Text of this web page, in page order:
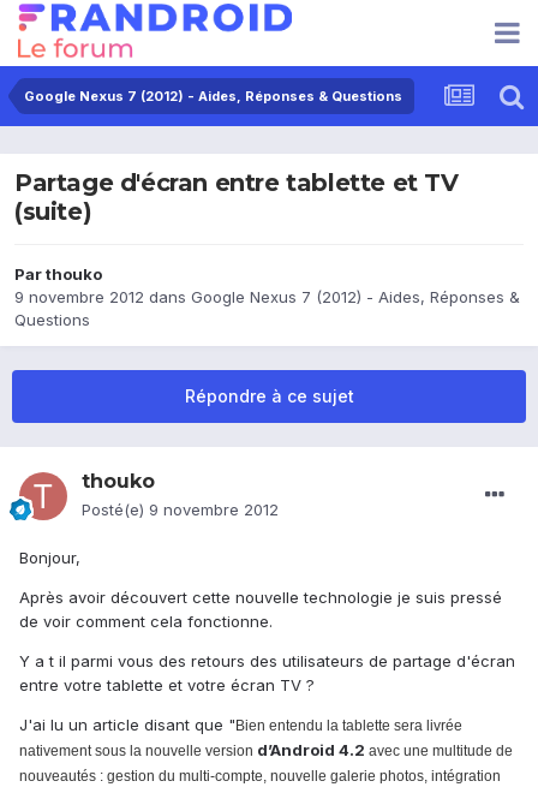
Google Nexus 7 (2012) - Aides, Réponses & Questions
Partage d'écran entre tablette et TV
(suite)
Parthouko
9 novembre 2012 dans Google Nexus 7 (2012) - Aides, Réponses &
Questions
Répondre à ce sujet
thouko
Posté(e) 9 novembre 2012
Bonjour,
Après avoir découvert cette nouvelle technologie je suis pressé
de voir comment cela fonctionne.
Y a t il parmi vous des retours des utilisateurs de partage d'écran
entre votre tablette et votre écran TV ?
J'ai lu un article disant que " Bien entendu la tablette sera livrée
nativement sous la nouvelle version d’Android 4.2 avec une multitude de
nouveautés : gestion du multi-compte, nouvelle galerie photos, intégration